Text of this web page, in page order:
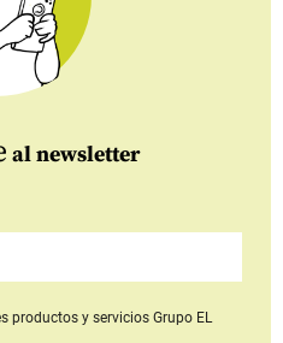
al newsletter
productos y serviciosGrupo EL